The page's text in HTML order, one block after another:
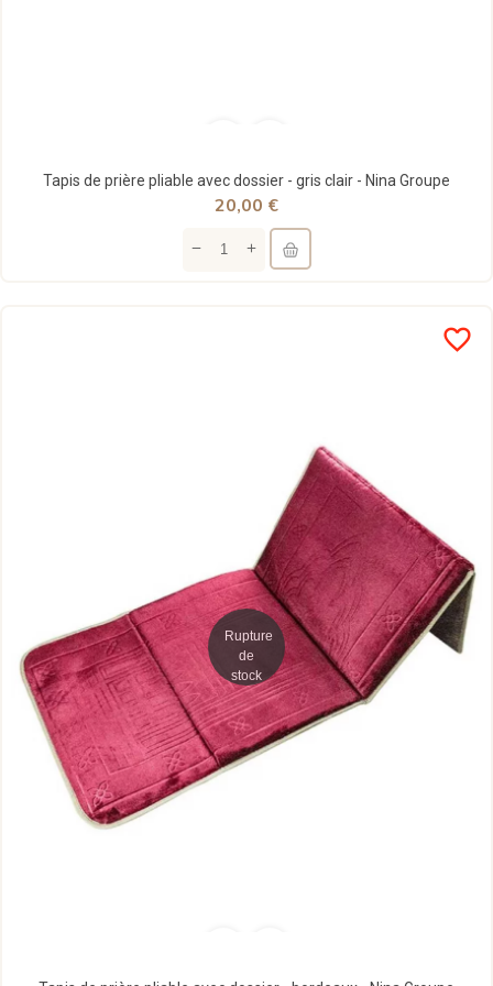
Tapis de prière pliable avec dossier - gris clair - Nina Groupe
20,00 €
favorite_border
Rupture
de
stock